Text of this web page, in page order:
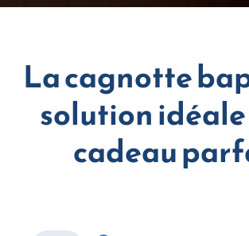
La cagnotte
solution
cadeau